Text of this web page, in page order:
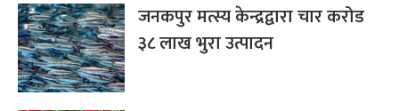
जनकपुर मत्स्य केन्द्रद्वारा चार करोड
३८ लाख भुरा उत्पादन